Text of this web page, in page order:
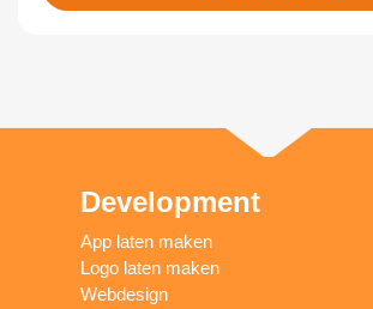
Development
App laten maken
Logo laten maken
Webdesign